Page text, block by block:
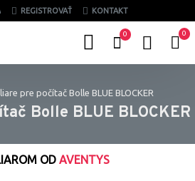
REGISTROVAŤ KONTAKT
0 0
pre počítač Bolle BLUE BLOCKER
Bolle BLUE BLOCKER
OD AVENTYS